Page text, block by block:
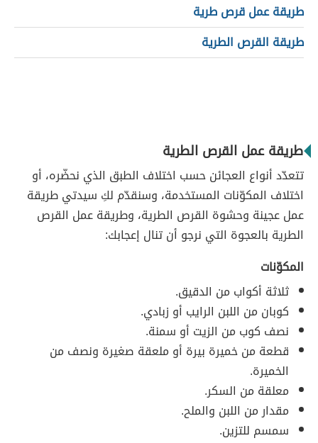
طريقة عمل قرص طرية
طريقة القرص الطرية
طريقة عمل القرص الطرية
تتعدّد أنواع العجائن حسب اختلاف الطبق الذي نحضّره، أو
اختلاف المكوّنات المستخدمة، وسنقدّم لكِ سيدتي طريقة
عمل عجينة وحشوة القرص الطرية، وطريقة عمل القرص
الطرية بالعجوة التي نرجو أن تنال إعجابك:
المكوّنات
ثلاثة أكواب من الدقيق.
كوبان من اللبن الرايب أو زبادي.
نصف كوب من الزيت أو سمنة.
قطعة من خميرة بيرة أو ملعقة صغيرة ونصف من
الخميرة.
معلقة من السكر.
مقدار من اللبن والملح.
سمسم للتزين.